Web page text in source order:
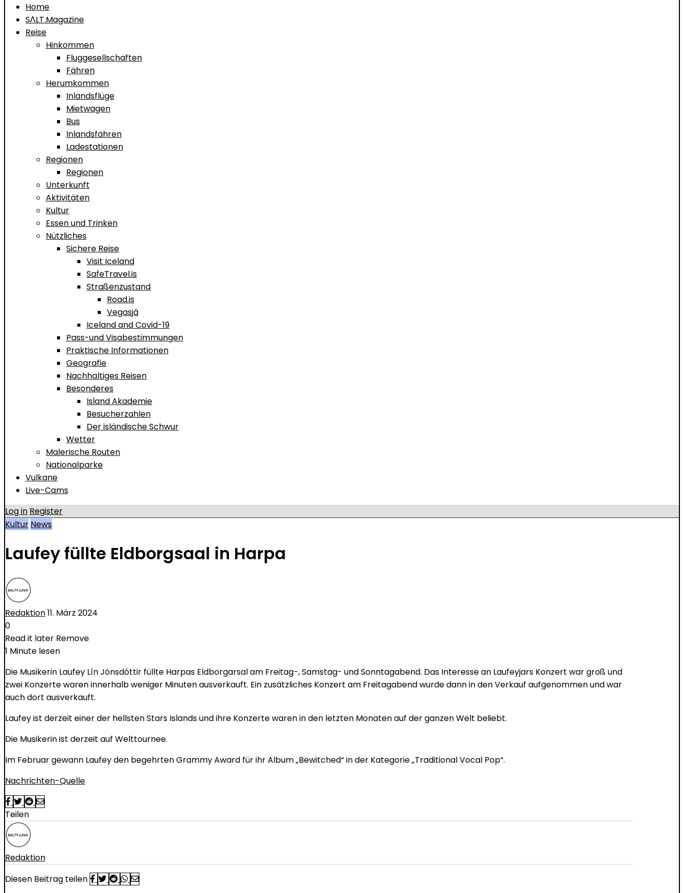
Home
SΛLT.Magazine
Reise
Hinkommen
Fluggesellschaften
Fähren
Herumkommen
Inlandsflüge
Mietwagen
Bus
Inlandsfähren
Ladestationen
Regionen
Regionen
Unterkunft
Aktivitäten
Kultur
Essen und Trinken
Nützliches
Sichere Reise
Visit Iceland
SafeTravel.is
Straßenzustand
Road.is
Vegasjá
Iceland and Covid-19
Pass-und Visabestimmungen
Praktische Informationen
Geografie
Nachhaltiges Reisen
Besonderes
Island Akademie
Besucherzahlen
Der isländische Schwur
Wetter
Malerische Routen
Nationalparke
Vulkane
Live-Cams
Log in Register
Kultur News
Laufey füllte Eldborgsaal in Harpa
Redaktion11. März 2024
0
Read it later Remove
1 Minute lesen
Die Musikerin Laufey Lín Jónsdóttir füllte Harpas Eldborgarsal am Freitag-, Samstag- und Sonntagabend. Das Interesse an Laufeyjars Konzert war groß und
zwei Konzerte waren innerhalb weniger Minuten ausverkauft. Ein zusätzliches Konzert am Freitagabend wurde dann in den Verkauf aufgenommen und war
auch dort ausverkauft.
Laufey ist derzeit einer der hellsten Stars Islands und ihre Konzerte waren in den letzten Monaten auf der ganzen Welt beliebt.
Die Musikerin ist derzeit auf Welttournee.
Im Februar gewann Laufey den begehrten Grammy Award für ihr Album „Bewitched“ in der Kategorie „Traditional Vocal Pop“.
Nachrichten-Quelle
Teilen
Redaktion
Diesen Beitrag teilen